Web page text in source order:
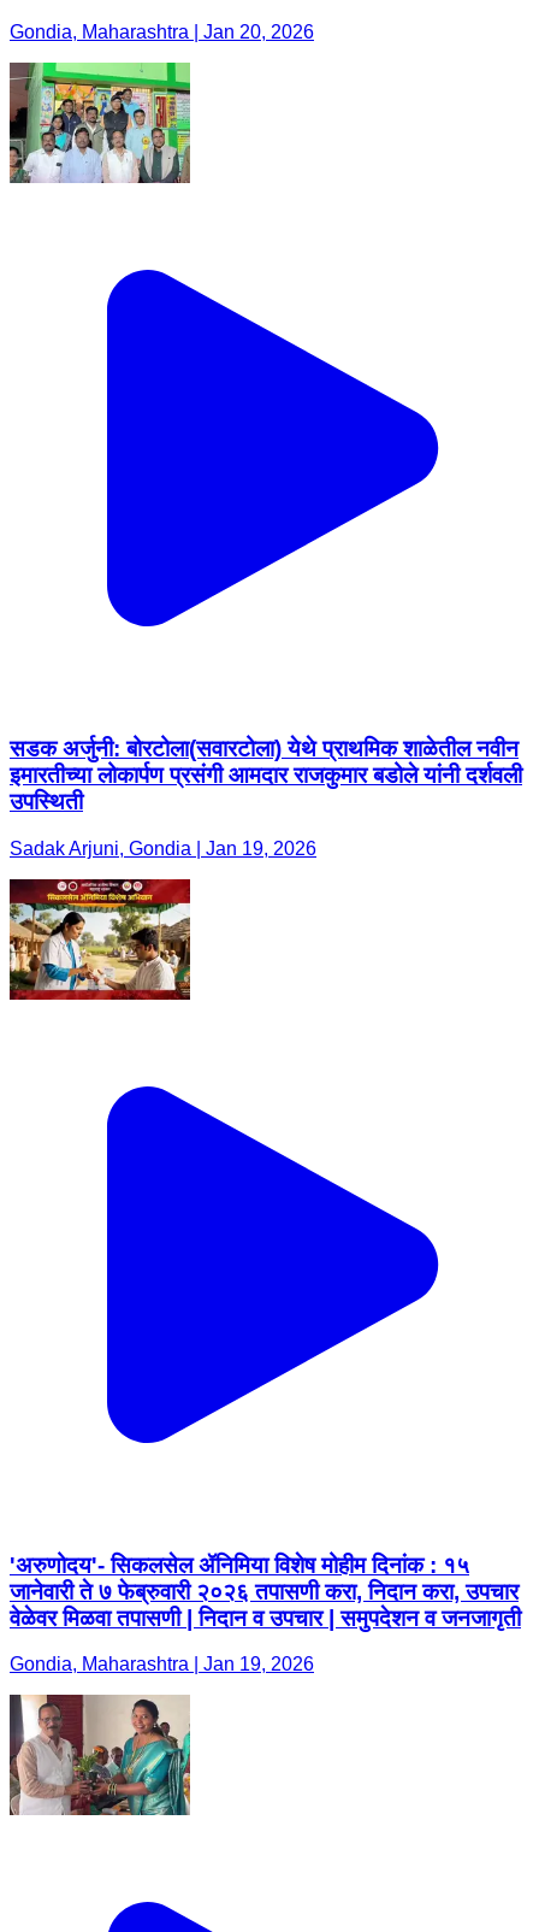
Gondia, Maharashtra | Jan 20, 2026
सडक अर्जुनी: बोरटोला(सवारटोला) येथे प्राथमिक शाळेतील नवीन
इमारतीच्या लोकार्पण प्रसंगी आमदार राजकुमार बडोले यांनी दर्शवली
उपस्थिती
Sadak Arjuni, Gondia | Jan 19, 2026
'अरुणोदय'- सिकलसेल ॲनिमिया विशेष मोहीम दिनांक : १५
जानेवारी ते ७ फेब्रुवारी २०२६ तपासणी करा, निदान करा, उपचार
वेळेवर मिळवा तपासणी | निदान व उपचार | समुपदेशन व जनजागृती
Gondia, Maharashtra | Jan 19, 2026